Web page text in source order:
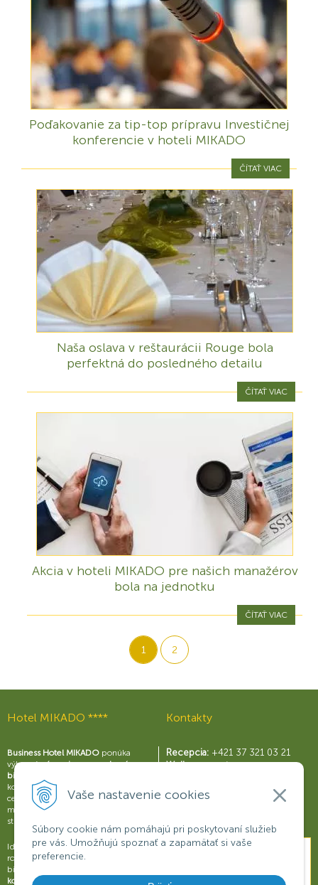
Vaše nastavenie cookies
Súbory cookie nám pomáhajú pri poskytovaní služieb
pre vás. Umožňujú spoznať a zapamätať si vaše
preferencie.
Poďakovanie za tip-top prípravu Investičnej
konferencie v hoteli MIKADO
ČÍTAŤ VIAC
Naša oslava v reštaurácii Rouge bola
perfektná do posledného detailu
ČÍTAŤ VIAC
Akcia v hoteli MIKADO pre našich manažérov
bola na jednotku
ČÍTAŤ VIAC
1 2
Hotel MIKADO ****
Business Hotel MIKADO ponúka
výbornézázemie pre moderný
biznis
konferenčnými sálami a business
centrom, širokou škálou služieb a
možnosťami na relax a príjemné
strávenie voľného času.
Ideálne miesto na obchodné
rokovania, konferencie, semináre či
biznisové prezentácie.
komfort a oddych pre váš úspech
Kontakty
Recepcia: +421 37 321 03 21
Wellness centrum:
Reštaurácia Rouge: